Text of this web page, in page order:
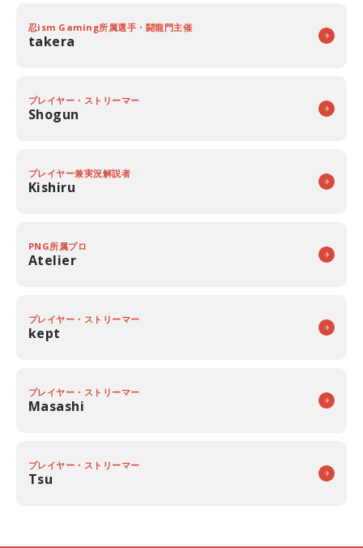
忍ism Gaming所属選手・闘龍門主催
takera
プレイヤー・ストリーマー
Shogun
プレイヤー兼実況解説者
Kishiru
PNG所属プロ
Atelier
プレイヤー・ストリーマー
kept
プレイヤー・ストリーマー
Masashi
プレイヤー・ストリーマー
Tsu